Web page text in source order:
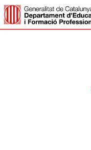
Ir ao contido